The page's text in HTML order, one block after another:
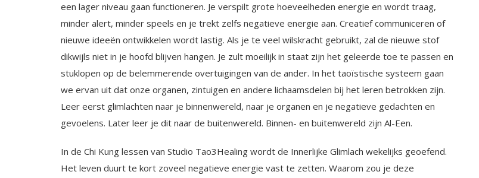
een lager niveau gaan functioneren. Je verspilt grote hoeveelheden energie en wordt traag,
minder alert, minder speels en je trekt zelfs negatieve energie aan. Creatief communiceren of
nieuwe ideeën ont­wikkelen wordt lastig. Als je te veel wilskracht gebruikt, zal de nieuwe stof
dikwijls niet in je hoofd blijven hangen. Je zult moeilijk in staat zijn het geleerde toe te passen en
stuklopen op de belemmerende overtuigingen van de ander. In het taoïstische systeem gaan
we ervan uit dat onze organen, zintuigen en ande­re lichaamsdelen bij het leren betrokken zijn.
Leer eerst glimlachten naar je binnenwereld, naar je organen en je negatieve gedachten en
gevoelens. Later leer je dit naar de buitenwereld. Binnen- en buitenwereld zijn Al-Een.
In de Chi Kung lessen van Studio Tao3Healing wordt de Innerlijke Glimlach wekelijks geoefend.
Het leven duurt te kort zoveel negatieve energie vast te zetten. Waarom zou je deze